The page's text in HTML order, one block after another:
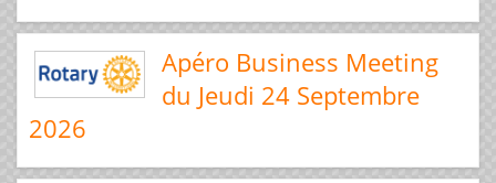
Apéro Business Meeting
du Jeudi 24 Septembre
2026